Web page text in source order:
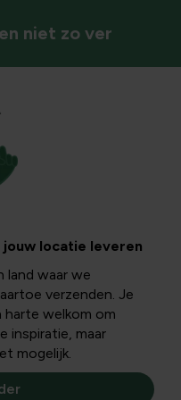
of laat mee te
bestrijding!
niet zo ver
locatie leveren
land waar we
verzenden. Je
welkom om
inspiratie, maar
mogelijk.